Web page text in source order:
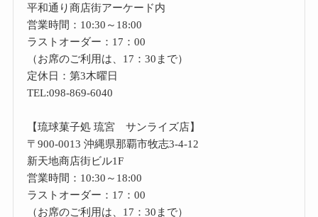
平和通り商店街アーケード内
営業時間：10:30～18:00
ラストオーダー：17：00
（お席のご利用は、17：30まで）
定休日：第3木曜日
TEL:098-869-6040
【琉球菓子処 琉宮 サンライズ店】
〒900-0013 沖縄県那覇市牧志3-4-12
新天地商店街ビル1F
営業時間：10:30～18:00
ラストオーダー：17：00
（お席のご利用は、17：30まで）